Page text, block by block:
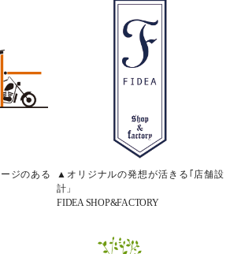
ジのある
▲オリジナルの発想が活きる｢店舗設
計」
FIDEA SHOP&FACTORY